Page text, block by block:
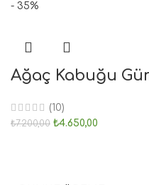
- 35%
Ağaç Kabuğu
(10)
₺7.200,00 ₺4.650,00